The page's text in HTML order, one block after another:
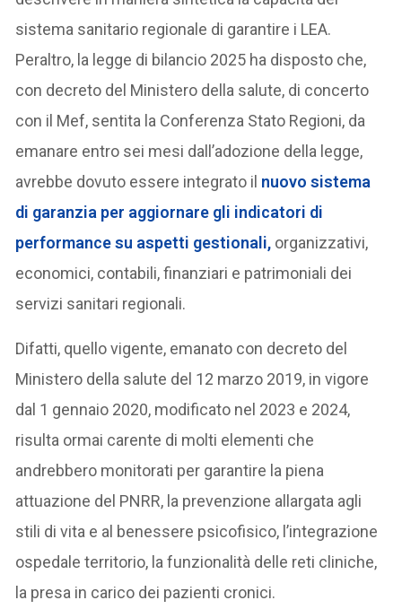
sistema sanitario regionale di garantire i LEA.
Peraltro, la legge di bilancio 2025 ha disposto che,
con decreto del Ministero della salute, di concerto
con il Mef, sentita la Conferenza Stato Regioni, da
emanare entro sei mesi dall’adozione della legge,
avrebbe dovuto essere integrato il nuovo sistema
di garanzia per aggiornare gli indicatori di
performance su aspetti gestionali, organizzativi,
economici, contabili, finanziari e patrimoniali dei
servizi sanitari regionali.
Difatti, quello vigente, emanato con decreto del
Ministero della salute del 12 marzo 2019, in vigore
dal 1 gennaio 2020, modificato nel 2023 e 2024,
risulta ormai carente di molti elementi che
andrebbero monitorati per garantire la piena
attuazione del PNRR, la prevenzione allargata agli
stili di vita e al benessere psicofisico, l’integrazione
ospedale territorio, la funzionalità delle reti cliniche,
la presa in carico dei pazienti cronici.